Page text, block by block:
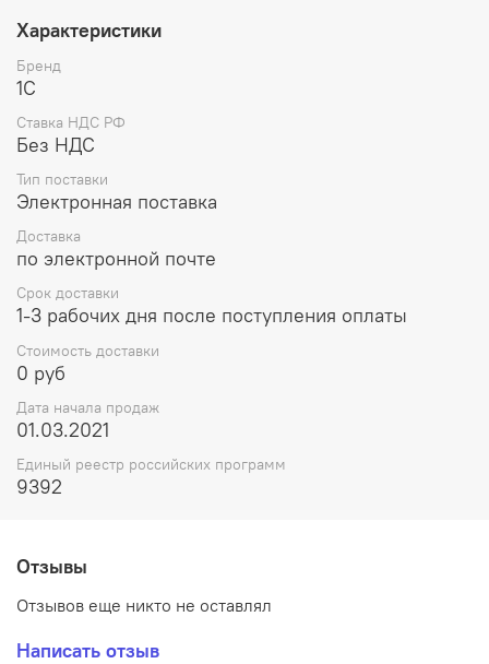
Характеристики
Бренд
1С
Ставка НДС РФ
Без НДС
Тип поставки
Электронная поставка
Доставка
по электронной почте
Срок доставки
1-3 рабочих дня после поступления оплаты
Стоимость доставки
0 руб
Дата начала продаж
01.03.2021
Единый реестр российских программ
9392
Отзывы
Отзывов еще никто не оставлял
Написать отзыв